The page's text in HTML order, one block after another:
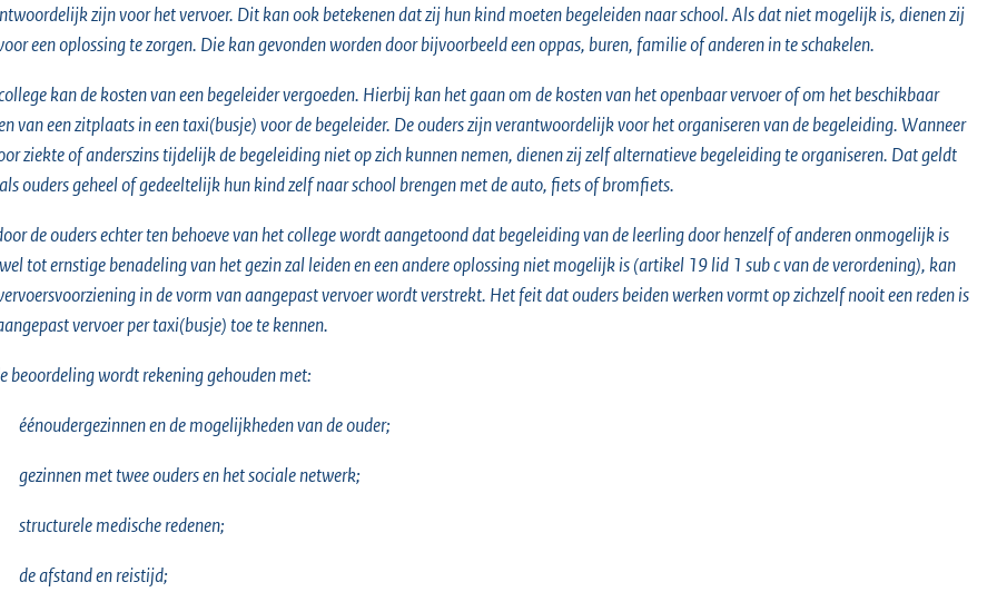
zijn voor het vervoer. Dit kan ook betekenen dat zij hun kind moeten begeleiden naar school. Als dat niet mogelijk is, dienen zij
een oplossing te zorgen. Die kan gevonden worden door bijvoorbeeld een oppas, buren, familie of anderen in te schakelen.
kan de kosten van een begeleider vergoeden. Hierbij kan het gaan om de kosten van het openbaar vervoer of om het beschikbaar
van een zitplaats in een taxi(busje) voor de begeleider. De ouders zijn verantwoordelijk voor het organiseren van de begeleiding. Wanneer
ziekte of anderszins tijdelijk de begeleiding niet op zich kunnen nemen, dienen zij zelf alternatieve begeleiding te organiseren. Dat geldt
ouders geheel of gedeeltelijk hun kind zelf naar school brengen met de auto, fiets of bromfiets.
de ouders echter ten behoeve van het college wordt aangetoond dat begeleiding van de leerling door henzelf of anderen onmogelijk is
tot ernstige benadeling van het gezin zal leiden en een andere oplossing niet mogelijk is (artikel 19 lid 1 sub c van de verordening), kan
in de vorm van aangepast vervoer wordt verstrekt. Het feit dat ouders beiden werken vormt op zichzelf nooit een reden is
vervoer per taxi(busje) toe te kennen.
beoordeling wordt rekening gehouden met:
éénoudergezinnen en de mogelijkheden van de ouder;
gezinnen met twee ouders en het sociale netwerk;
structurele medische redenen;
de afstand en reistijd;